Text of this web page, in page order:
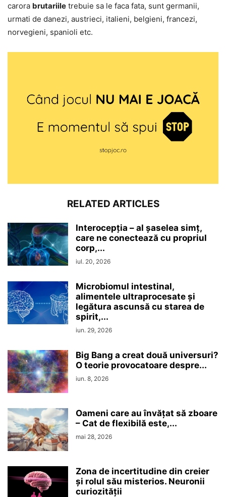
carora brutariile trebuie sa le faca fata, sunt germanii,
urmati de danezi, austrieci, italieni, belgieni, francezi,
norvegieni, spanioli etc.
RELATED ARTICLES
Interocepţia – al șaselea simț,
care ne conectează cu propriul
corp,...
iul. 20, 2026
Microbiomul intestinal,
alimentele ultraprocesate şi
legătura ascunsă cu starea de
spirit,...
iun. 29, 2026
Big Bang a creat două universuri?
O teorie provocatoare despre...
iun. 8, 2026
Oameni care au învățat să zboare
– Cat de flexibilă este,...
mai 28, 2026
Zona de incertitudine din creier
şi rolul său misterios. Neuronii
curiozităţii